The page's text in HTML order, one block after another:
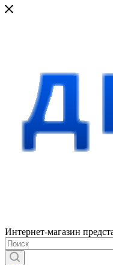
Интернет-магазин